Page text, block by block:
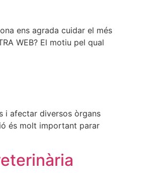
ens agrada cuidar el més
WEB? El motiu pel qual
i afectar diversos òrgans
és molt important parar